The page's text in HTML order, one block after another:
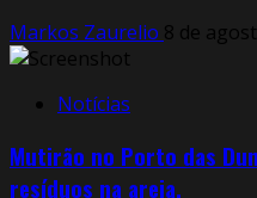
Markos Zaurelio 8 de
Notícias
Mutirão no Porto das
resíduos na areia.